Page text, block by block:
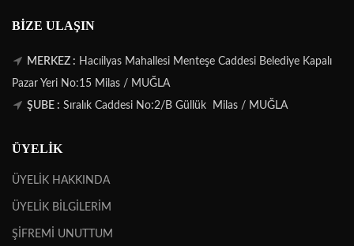
BIZE ULAŞIN
MERKEZ : Hacıilyas Mahallesi Menteşe Caddesi Belediye Kapalı
Pazar Yeri No:15 Milas / MUĞLA
ŞUBE : Sıralık Caddesi No:2/B Güllük Milas / MUĞLA
ÜYELİK
ÜYELİK HAKKINDA
ÜYELİK BİLGİLERİM
ŞİFREMİ UNUTTUM